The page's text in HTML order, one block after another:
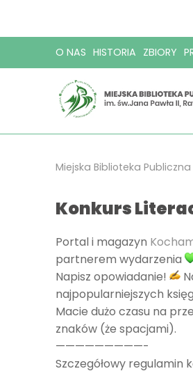
O NAS HISTORIA ZBIORY
Miejska Biblioteka
Konkurs
Portal i magazyn
partnerem wydarzenia
Napisz opowiadanie!
najpopularniejszych
Macie dużo czasu na
znaków (że spacjami).
—————————-
Szczegółowy regulamin